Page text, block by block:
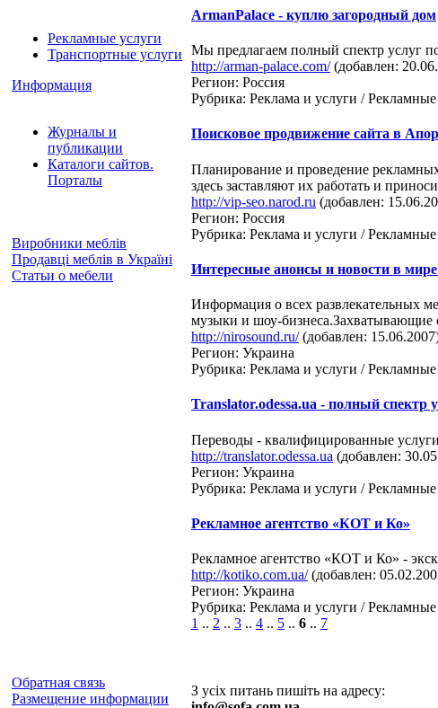
Рекламные услуги
Транспортные услуги
Информация
Журналы и
публикации
Каталоги сайтов.
Порталы
Виробники меблів
Продавці меблів в Україні
Статьи о мебели
ArmanPalace - куплю загородный дом
Мы предлагаем полный спектр услуг
http://arman-palace.com/(добавлен:
Регион: Россия
Рубрика: Реклама и услуги / Рекламные
Поисковое продвижение сайта в
Планирование и проведение
здесь заставляют их работать и
http://vip-seo.narod.ru (добавлен:
Регион: Россия
Рубрика: Реклама и услуги / Рекламные
Интересные анонсы и новости в
Информация о всех развлекательных
музыки и шоу-бизнеса.Захватывающие
http://nirosound.ru/(добавлен:
Регион: Украина
Рубрика: Реклама и услуги / Рекламные
Translator.odessa.ua - полный спектр
Переводы - квалифицированные услуги
http://translator.odessa.ua (добавлен:
Регион: Украина
Рубрика: Реклама и услуги / Рекламные
Рекламное агентство «КОТ и Ко»
Рекламное агентство «КОТ и Ко» -
http://kotiko.com.ua/(добавлен:
Регион: Украина
Рубрика: Реклама и услуги / Рекламные
1 .. 2 .. 3 .. 4 .. 5 .. 6 .. 7
Обратная связь
Размещение информации
З усіх питань пишіть на адресу: